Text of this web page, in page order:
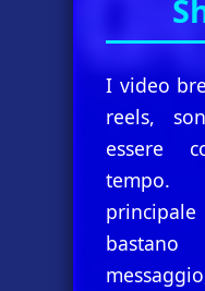
I video
reels,
essere
tempo.
principale